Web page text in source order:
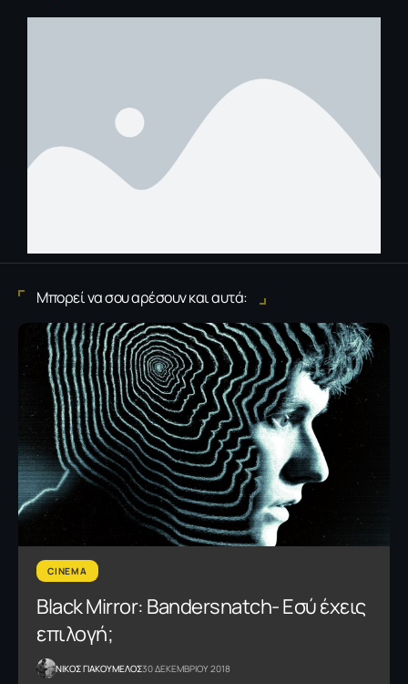
Μπορεί να σου αρέσουν και αυτά:
CINEMA
Black Mirror: Bandersnatch- Εσύ έχεις
επιλογή;
NΙΚΟΣ ΓΙΑΚΟΥΜΕΛΟΣ30 ΔΕΚΕΜΒΡΙΟΥ 2018